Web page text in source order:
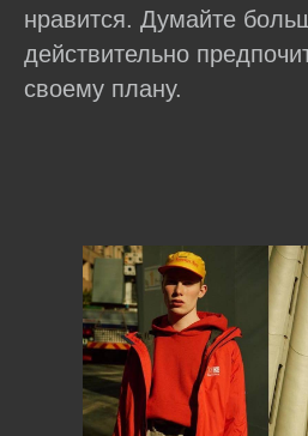
нравится. Думайте
действительно
своему плану.